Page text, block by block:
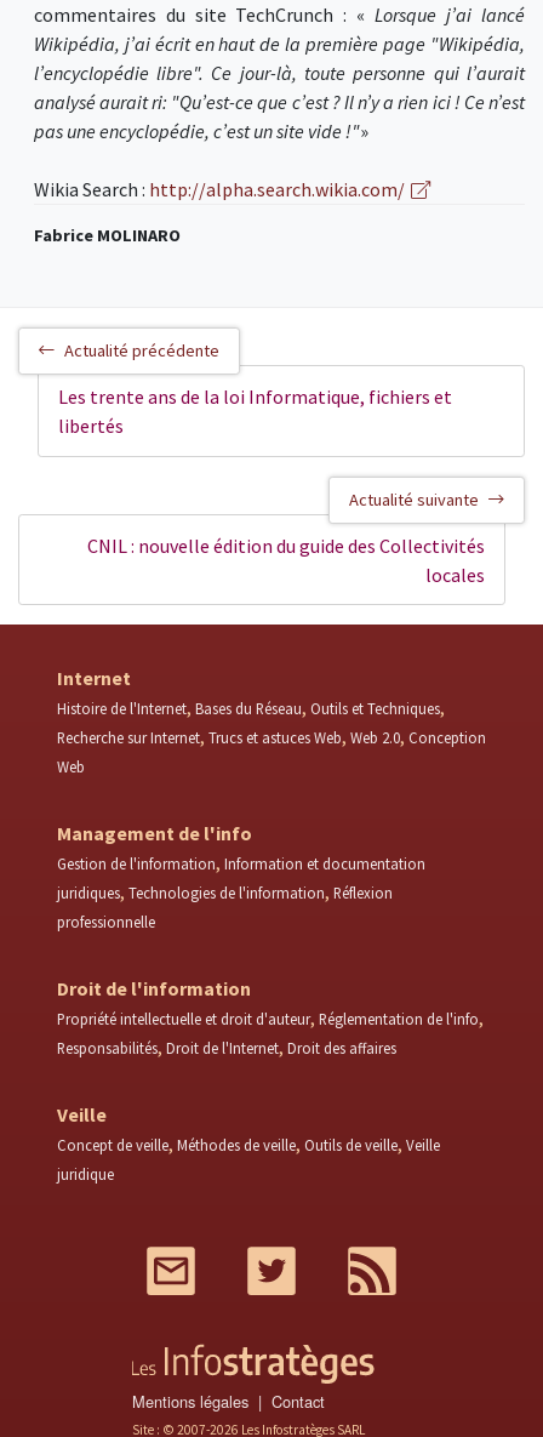
commentaires du site TechCrunch : «Lorsque j’ai lancé
Wikipédia, j’ai écrit en haut de la première page "Wikipédia,
l’encyclopédie libre". Ce jour-là, toute personne qui l’aurait
analysé aurait ri: "Qu’est-ce que c’est ? Il n’y a rien ici ! Ce n’est
pas une encyclopédie, c’est un site vide !"»
Wikia Search : http://alpha.search.wikia.com/
Fabrice MOLINARO
Actualité précédente
Les trente ans de la loi Informatique, fichiers et
libertés
Actualité suivante
CNIL : nouvelle édition du guide des Collectivités
locales
Internet
Histoire de l'Internet Bases du Réseau Outils et Techniques
Recherche sur Internet Trucs et astuces Web Web 2.0 Conception
Web
Management de l'info
Gestion de l'information Information et documentation
juridiques Technologies de l'information Réflexion
professionnelle
Droit de l'information
Propriété intellectuelle et droit d'auteur Réglementation de l'info
Responsabilités Droit de l'Internet Droit des affaires
Veille
Concept de veille Méthodes de veille Outils de veille Veille
juridique
Twitter
Mentions légales Contact
Site : © 2007-2026 Les Infostratèges SARL